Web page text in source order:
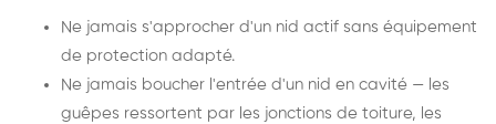
Ne jamais s'approcher d'un nid actif sans équipement
de protection adapté.
Ne jamais boucher l'entrée d'un nid en cavité — les
guêpes ressortent par les jonctions de toiture, les